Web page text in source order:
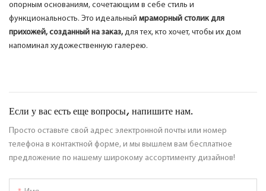
опорным основаниям, сочетающим в себе стиль и
функциональность. Это идеальный мраморный столик для
прихожей, созданный на заказ, для тех, кто хочет, чтобы их дом
напоминал художественную галерею.
Если у вас есть еще вопросы, напишите нам.
Просто оставьте свой адрес электронной почты или номер
телефона в контактной форме, и мы вышлем вам бесплатное
предложение по нашему широкому ассортименту дизайнов!